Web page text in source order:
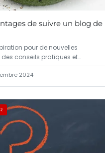
de suivre un blog de
pour de nouvelles
conseils pratiques et…
2024